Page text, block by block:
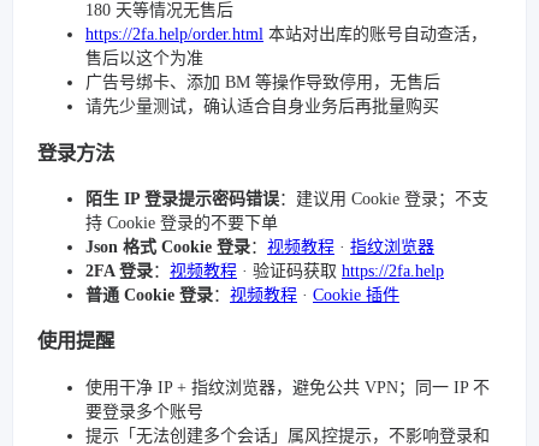
180 天等情况无售后
https://2fa.help/order.html 本站对出库的账号自动查活，
售后以这个为准
广告号绑卡、添加 BM 等操作导致停用，无售后
请先少量测试，确认适合自身业务后再批量购买
登录方法
陌生 IP 登录提示密码错误：建议用 Cookie 登录；不支
持 Cookie 登录的不要下单
Json 格式 Cookie 登录： 视频教程 · 指纹浏览器
2FA 登录： 视频教程 · 验证码获取 https://2fa.help
普通 Cookie 登录： 视频教程 · Cookie 插件
使用提醒
使用干净 IP + 指纹浏览器，避免公共 VPN；同一 IP 不
要登录多个账号
提示「无法创建多个会话」属风控提示，不影响登录和